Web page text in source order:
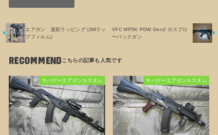
エアガン 迷彩ラッピング (3Mラッ
プフィルム)
VFC MP5K PDW Gen2 ガスブロ
ーバックガン
RECOMMEND
サバゲーエアガンカスタム サバゲーエアガンカスタム